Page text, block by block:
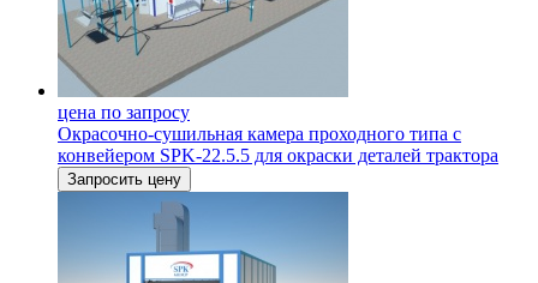
цена по запросу
Окрасочно-сушильная камера проходного типа с
конвейером SPK-22.5.5 для окраски деталей трактора
Запросить цену